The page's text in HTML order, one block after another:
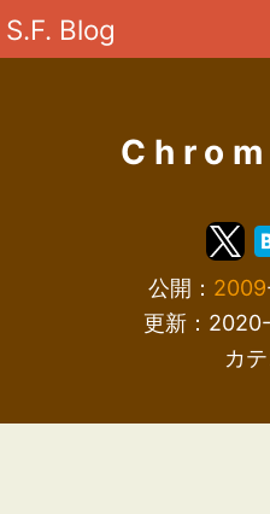
S.F. Blog
公開： 2009
更新：
カ